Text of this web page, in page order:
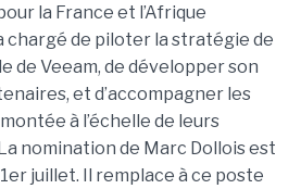
la France et l’Afrique
chargé de piloter la stratégie de
de Veeam, de développer son
et d’accompagner les
à l’échelle de leurs
nomination de Marc Dollois est
juillet. Il remplace à ce poste